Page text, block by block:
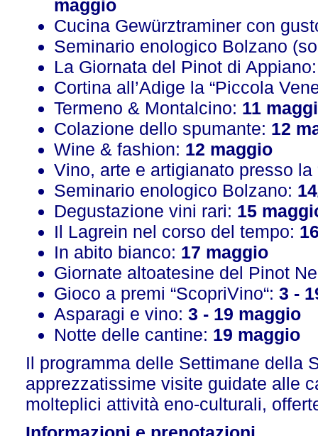
maggio
Cucina Gewürztraminer con
Seminario enologico Bolzano
La Giornata del Pinot di
Cortina all’Adige la “Piccola
Termeno & Montalcino: 11
Colazione dello spumante: 12
Wine & fashion: 12 maggio
Vino, arte e artigianato presso la
Seminario enologico Bolzano:
Degustazione vini rari: 15
Il Lagrein nel corso del tempo:
In abito bianco: 17 maggio
Giornate altoatesine del Pinot
Gioco a premi “ScopriVino“: 3 -
Asparagi e vino: 3 - 19 maggio
Notte delle cantine: 19 maggio
Il programma delle Settimane della
apprezzatissime visite guidate alle
molteplici attività eno-culturali,